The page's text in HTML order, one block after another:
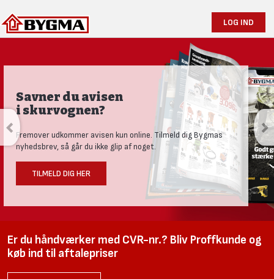
LOG IND
Savner du avisen
i skurvognen?
Fremover udkommer avisen kun online. Tilmeld dig Bygmas
nyhedsbrev, så går du ikke glip af noget.
TILMELD DIG HER
Er du håndværker med CVR-nr.? Bliv Proffkunde og
køb ind til aftalepriser